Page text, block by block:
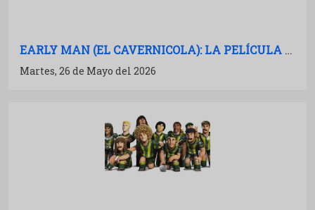
EARLY MAN (EL CAVERNICOLA): LA PELÍCULA NO SE MANCHA
Martes, 26 de Mayo del 2026